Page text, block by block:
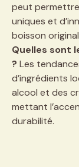
peut
uniques et
boisson
Quelles sont
? Les
d’ingrédients
alcool et des
mettant
durabilité.